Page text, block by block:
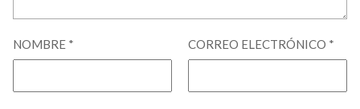
NOMBRE * CORREO ELECTRÓNICO *